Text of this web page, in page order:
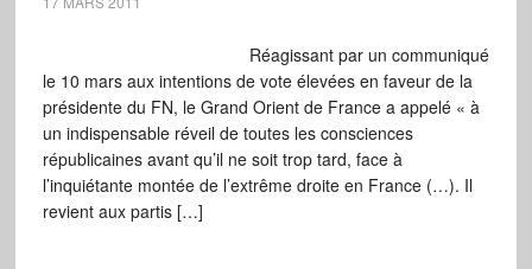
Réagissant par un communiqué
le 10 mars aux intentions de vote élevées en faveur de la
présidente du FN, le Grand Orient de France a appelé « à
un indispensable réveil de toutes les consciences
républicaines avant qu’il ne soit trop tard, face à
l’inquiétante montée de l’extrême droite en France (…). Il
revient aux partis […]